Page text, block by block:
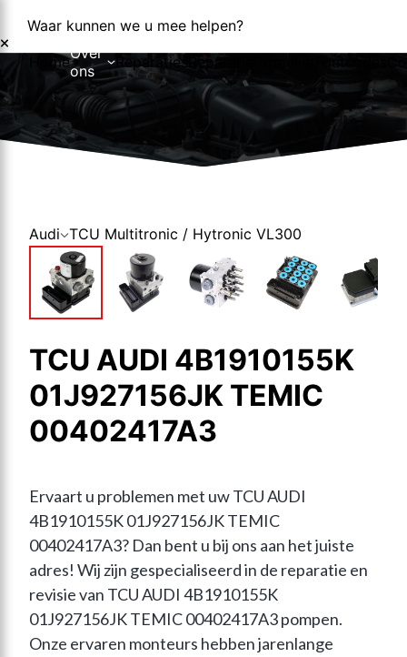
Waar kunnen we u mee helpen?
HomeOver
ons
Over ons
Nieuws
Reparaties Reparatieformulier Foutcodes
Audi TCU Multitronic / Hytronic VL300
TCU AUDI 4B1910155K
01J927156JK TEMIC
00402417A3
Ervaart u problemen met uw TCU AUDI
4B1910155K 01J927156JK TEMIC
00402417A3? Dan bent u bij ons aan het juiste
adres! Wij zijn gespecialiseerd in de reparatie en
revisie van TCU AUDI 4B1910155K
01J927156JK TEMIC 00402417A3 pompen.
Onze ervaren monteurs hebben jarenlange